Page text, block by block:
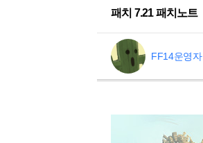
패치 7.21 패치노트
FF14운영자